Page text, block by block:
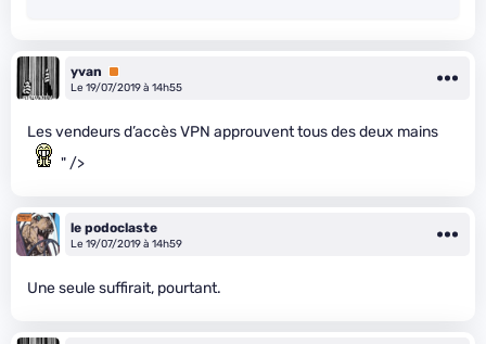
yvan
Premium
Le 19/07/2019 à 14h55
Les vendeurs d’accès VPN approuvent tous des deux mains
" />
le podoclaste
Le 19/07/2019 à 14h59
Une seule suffirait, pourtant.